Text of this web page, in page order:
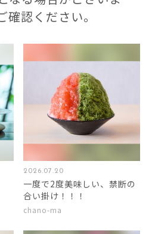
認ください。
2026.07.20
一度で2度美味しい、禁断の
合い掛け！！！
chano-ma